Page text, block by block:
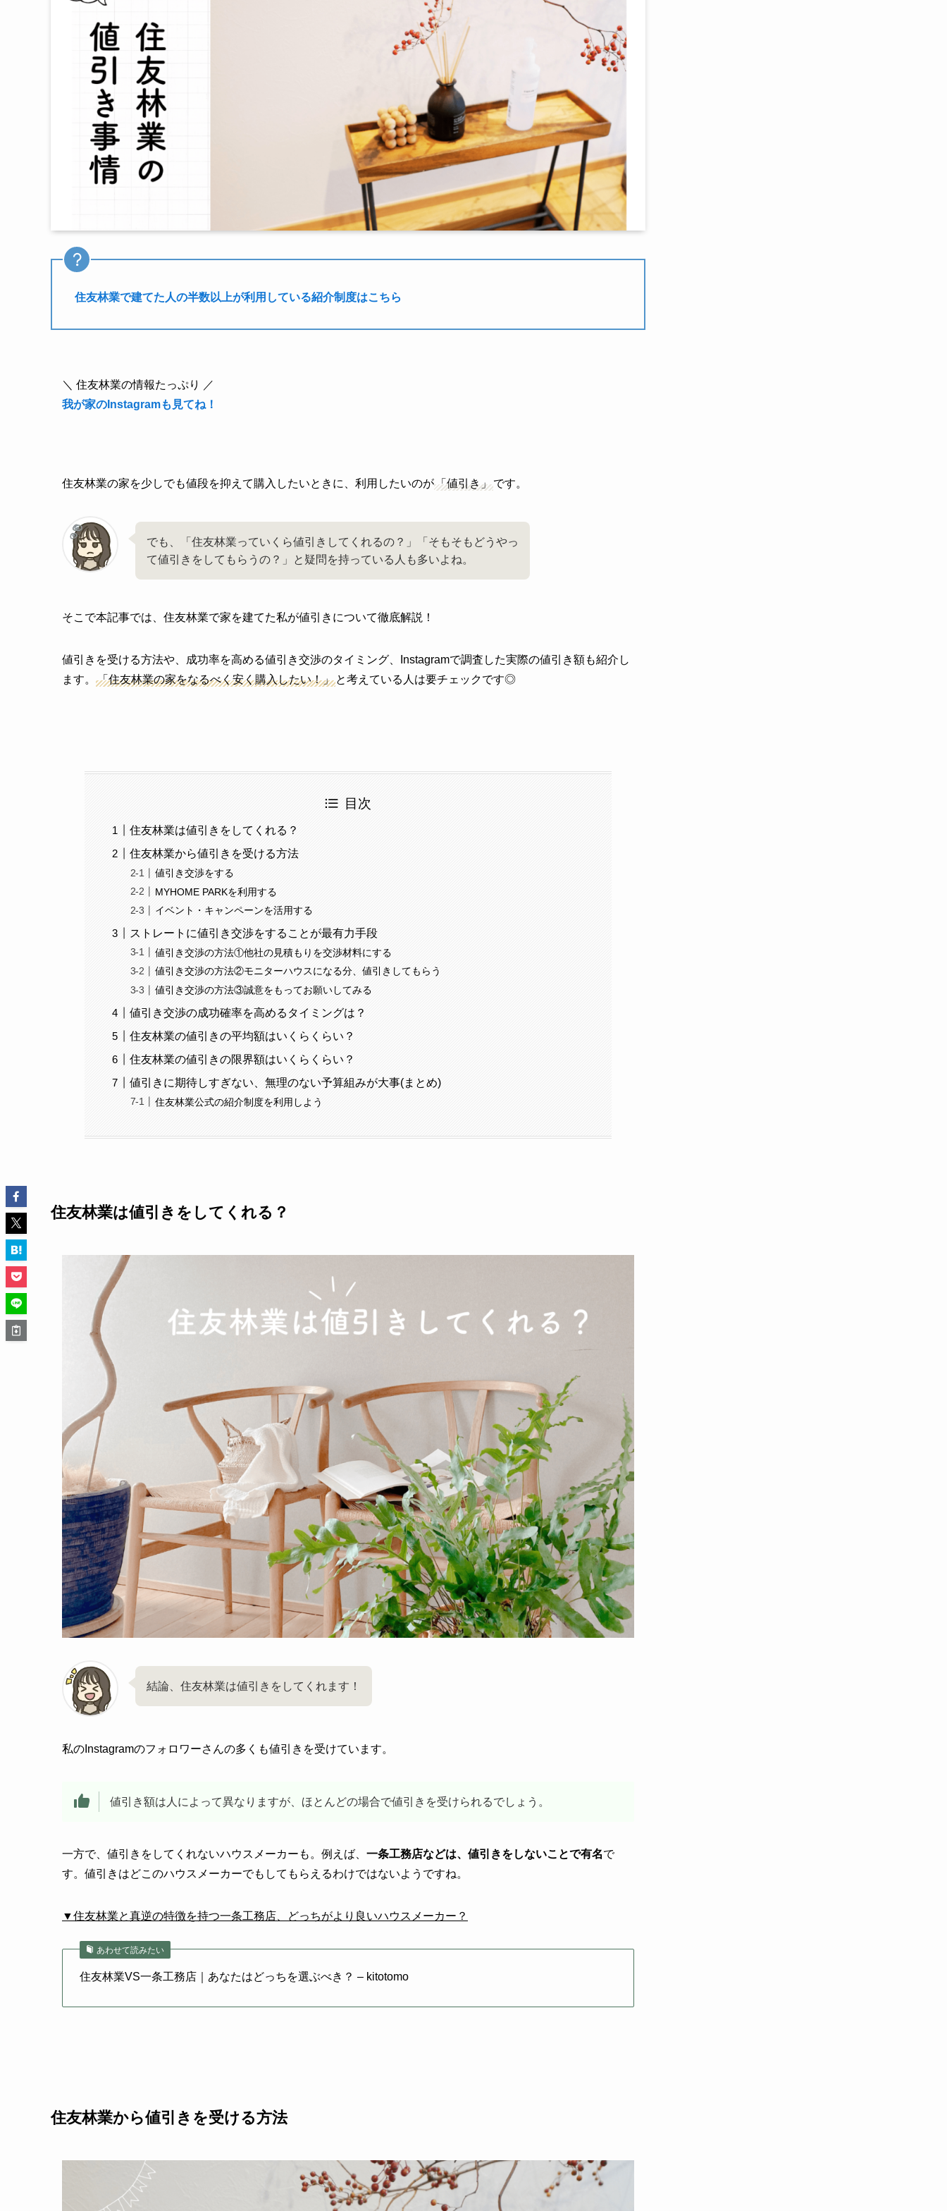
住友林業で建てた人の半数以上が利用している紹介制度はこちら
＼ 住友林業の情報たっぷり ／
我が家のInstagramも見てね！
住友林業の家を少しでも値段を抑えて購入したいときに、利用したいのが「値引き」です。
でも、「住友林業っていくら値引きしてくれるの？」「そもそもどうやっ
て値引きをしてもらうの？」と疑問を持っている人も多いよね。
そこで本記事では、住友林業で家を建てた私が値引きについて徹底解説！
値引きを受ける方法や、成功率を高める値引き交渉のタイミング、Instagramで調査した実際の値引き額も紹介し
ます。
「住友林業の家をなるべく安く購入したい！」 と考えている人は要チェックです◎
目次
住友林業は値引きをしてくれる？
住友林業から値引きを受ける方法
値引き交渉をする
MYHOME PARKを利用する
イベント・キャンペーンを活用する
ストレートに値引き交渉をすることが最有力手段
値引き交渉の方法①他社の見積もりを交渉材料にする
値引き交渉の方法②モニターハウスになる分、値引きしてもらう
値引き交渉の方法③誠意をもってお願いしてみる
値引き交渉の成功確率を高めるタイミングは？
住友林業の値引きの平均額はいくらくらい？
住友林業の値引きの限界額はいくらくらい？
値引きに期待しすぎない、無理のない予算組みが大事(まとめ)
住友林業公式の紹介制度を利用しよう
住友林業は値引きをしてくれる？
結論、住友林業は値引きをしてくれます！
私のInstagramのフォロワーさんの多くも値引きを受けています。
値引き額は人によって異なりますが、ほとんどの場合で値引きを受けられるでしょう。
一方で、値引きをしてくれないハウスメーカーも。例えば、 一条工務店などは、値引きをしないことで有名で
す。値引きはどこのハウスメーカーでもしてもらえるわけではないようですね。
▼住友林業と真逆の特徴を持つ一条工務店、どっちがより良いハウスメーカー？
あわせて読みたい
住友林業VS一条工務店｜あなたはどっちを選ぶべき？ – kitotomo
住友林業から値引きを受ける方法